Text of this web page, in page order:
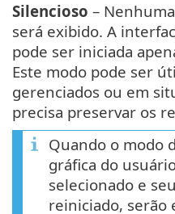
Silencioso –
será exibido. A
pode ser iniciada
Este modo pode ser
gerenciados ou em
precisa preservar os
Quando o modo
gráfica do
selecionado e
reiniciado, serão